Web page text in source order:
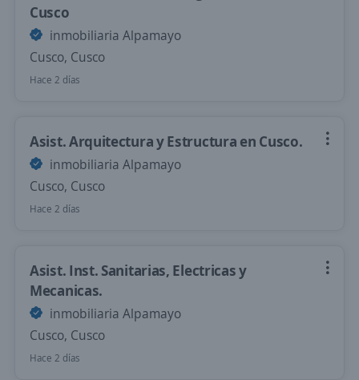
Cusco
inmobiliaria Alpamayo
Cusco, Cusco
Hace 2 días
Asist. Arquitectura y Estructura en Cusco.
inmobiliaria Alpamayo
Cusco, Cusco
Hace 2 días
Asist. Inst. Sanitarias, Electricas y
Mecanicas.
inmobiliaria Alpamayo
Cusco, Cusco
Hace 2 días